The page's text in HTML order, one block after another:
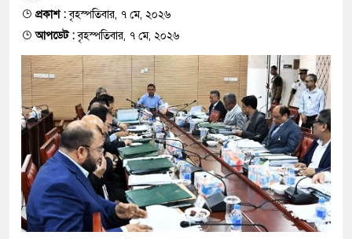
প্রকাশ :বৃহস্পতিবার, ৭ মে, ২০২৬
আপডেট :বৃহস্পতিবার, ৭ মে, ২০২৬